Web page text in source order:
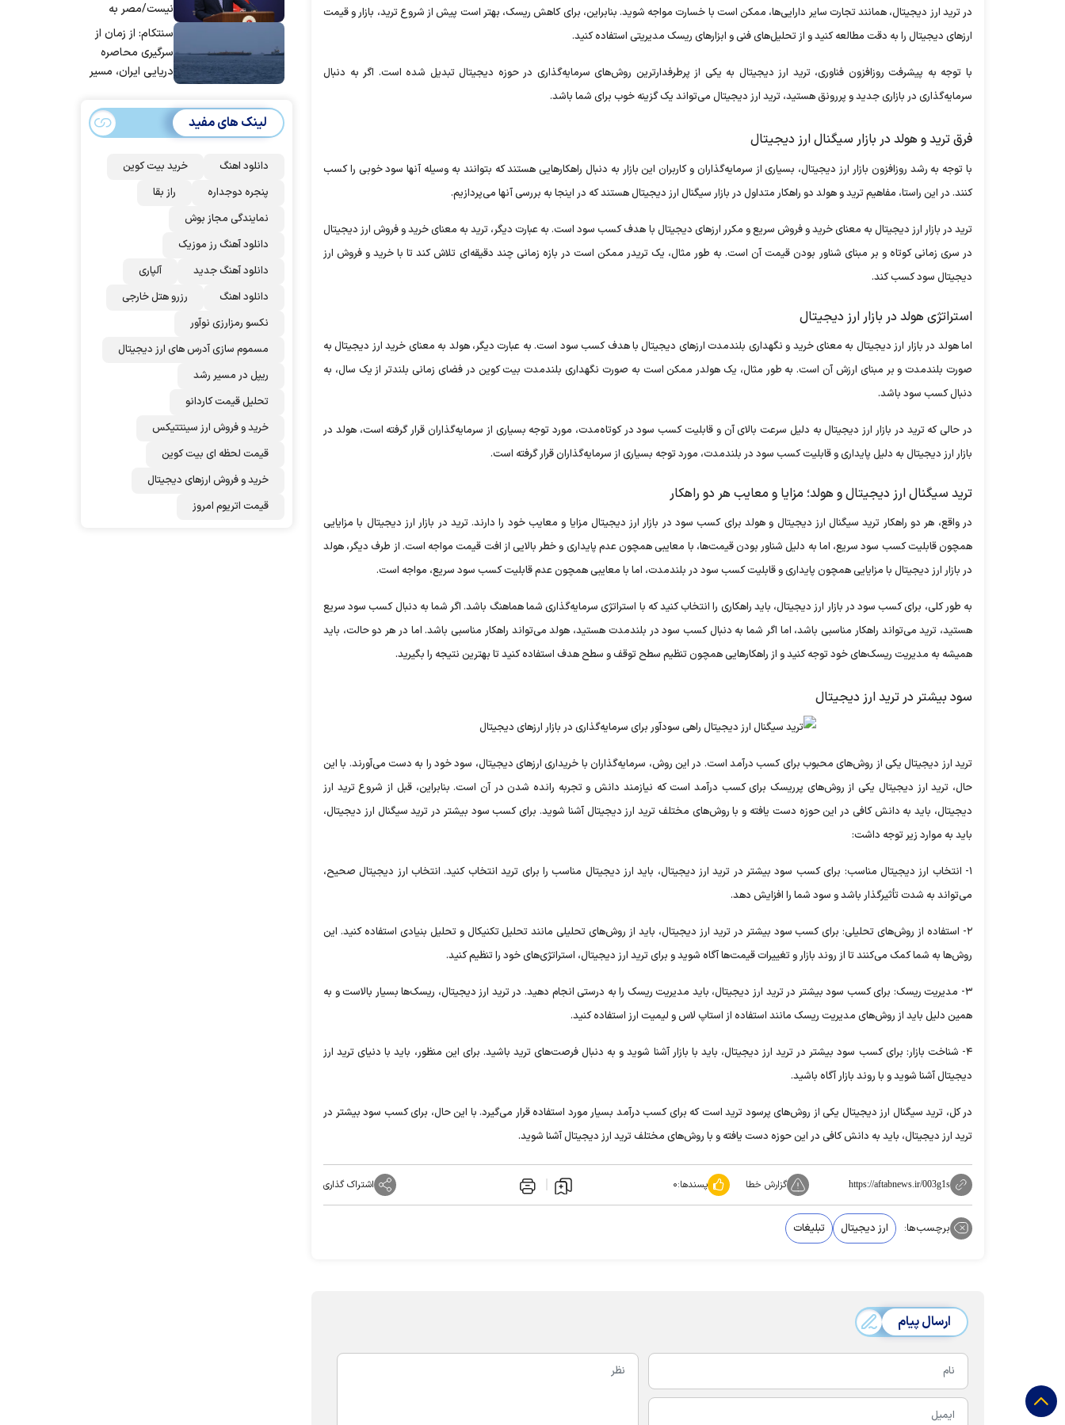
در ترید ارز دیجیتال، همانند تجارت سایر دارایی‌ها، ممکن است با خسارت مواجه شوید. بنابراین، برای کاهش ریسک، بهتر است پیش از شروع ترید، بازار و قیمت
ارزهای دیجیتال را به دقت مطالعه کنید و از تحلیل‌های فنی و ابزارهای ریسک مدیریتی استفاده کنید.
با توجه به پیشرفت روزافزون فناوری، ترید ارز دیجیتال به یکی از پرطرفدارترین روش‌های سرمایه‌گذاری در حوزه دیجیتال تبدیل شده است. اگر به دنبال
سرمایه‌گذاری در بازاری جدید و پررونق هستید، ترید ارز دیجیتال می‌تواند یک گزینه خوب برای شما باشد.
فرق ترید و هولد در بازار سیگنال ارز دیجیتال
با توجه به رشد روزافزون بازار ارز دیجیتال، بسیاری از سرمایه‌گذاران و کاربران این بازار به دنبال راهکارهایی هستند که بتوانند به وسیله آنها سود خوبی را کسب
کنند. در این راستا، مفاهیم ترید و هولد دو راهکار متداول در بازار سیگنال ارز دیجیتال هستند که در اینجا به بررسی آنها می‌پردازیم.
ترید در بازار ارز دیجیتال به معنای خرید و فروش سریع و مکرر ارزهای دیجیتال با هدف کسب سود است. به عبارت دیگر، ترید به معنای خرید و فروش ارز دیجیتال
در سری زمانی کوتاه و بر مبنای شناور بودن قیمت آن است. به طور مثال، یک تریدر ممکن است در بازه زمانی چند دقیقه‌ای تلاش کند تا با خرید و فروش ارز
دیجیتال سود کسب کند.
استراتژی هولد در بازار ارز دیجیتال
اما هولد در بازار ارز دیجیتال به معنای خرید و نگهداری بلندمدت ارزهای دیجیتال با هدف کسب سود است. به عبارت دیگر، هولد به معنای خرید ارز دیجیتال به
صورت بلندمدت و بر مبنای ارزش آن است. به طور مثال، یک هولدر ممکن است به صورت نگهداری بلندمدت بیت کوین در فضای زمانی بلندتر از یک سال، به
دنبال کسب سود باشد.
در حالی که ترید در بازار ارز دیجیتال به دلیل سرعت بالای آن و قابلیت کسب سود در کوتاه‌مدت، مورد توجه بسیاری از سرمایه‌گذاران قرار گرفته است، هولد در
بازار ارز دیجیتال به دلیل پایداری و قابلیت کسب سود در بلندمدت، مورد توجه بسیاری از سرمایه‌گذاران قرار گرفته است.
ترید سیگنال ارز دیجیتال و هولد؛ مزایا و معایب هر دو راهکار
در واقع، هر دو راهکار ترید سیگنال ارز دیجیتال و هولد برای کسب سود در بازار ارز دیجیتال مزایا و معایب خود را دارند. ترید در بازار ارز دیجیتال با مزایایی
همچون قابلیت کسب سود سریع، اما به دلیل شناور بودن قیمت‌ها، با معایبی همچون عدم پایداری و خطر بالایی از افت قیمت مواجه است. از طرف دیگر، هولد
در بازار ارز دیجیتال با مزایایی همچون پایداری و قابلیت کسب سود در بلندمدت، اما با معایبی همچون عدم قابلیت کسب سود سریع، مواجه است.
به طور کلی، برای کسب سود در بازار ارز دیجیتال، باید راهکاری را انتخاب کنید که با استراتژی سرمایه‌گذاری شما هماهنگ باشد. اگر شما به دنبال کسب سود سریع
هستید، ترید می‌تواند راهکار مناسبی باشد، اما اگر شما به دنبال کسب سود در بلندمدت هستید، هولد می‌تواند راهکار مناسبی باشد. اما در هر دو حالت، باید
همیشه به مدیریت ریسک‌های خود توجه کنید و از راهکارهایی همچون تنظیم سطح توقف و سطح هدف استفاده کنید تا بهترین نتیجه را بگیرید.
سود بیشتر در ترید ارز دیجیتال
ترید ارز دیجیتال یکی از روش‌های محبوب برای کسب درآمد است. در این روش، سرمایه‌گذاران با خریداری ارزهای دیجیتال، سود خود را به دست می‌آورند. با این
حال، ترید ارز دیجیتال یکی از روش‌های پرریسک برای کسب درآمد است که نیازمند دانش و تجربه رانده شدن در آن است. بنابراین، قبل از شروع ترید ارز
دیجیتال، باید به دانش کافی در این حوزه دست یافته و با روش‌های مختلف ترید ارز دیجیتال آشنا شوید. برای کسب سود بیشتر در ترید سیگنال ارز دیجیتال،
باید به موارد زیر توجه داشت:
۱- انتخاب ارز دیجیتال مناسب: برای کسب سود بیشتر در ترید ارز دیجیتال، باید ارز دیجیتال مناسب را برای ترید انتخاب کنید. انتخاب ارز دیجیتال صحیح،
می‌تواند به شدت تأثیرگذار باشد و سود شما را افزایش دهد.
۲- استفاده از روش‌های تحلیلی: برای کسب سود بیشتر در ترید ارز دیجیتال، باید از روش‌های تحلیلی مانند تحلیل تکنیکال و تحلیل بنیادی استفاده کنید. این
روش‌ها به شما کمک می‌کنند تا از روند بازار و تغییرات قیمت‌ها آگاه شوید و برای ترید ارز دیجیتال، استراتژی‌های خود را تنظیم کنید.
۳- مدیریت ریسک: برای کسب سود بیشتر در ترید ارز دیجیتال، باید مدیریت ریسک را به درستی انجام دهید. در ترید ارز دیجیتال، ریسک‌ها بسیار بالاست و به
همین دلیل باید از روش‌های مدیریت ریسک مانند استفاده از استاپ لاس و لیمیت ارز استفاده کنید.
۴- شناخت بازار: برای کسب سود بیشتر در ترید ارز دیجیتال، باید با بازار آشنا شوید و به دنبال فرصت‌های ترید باشید. برای این منظور، باید با دنیای ترید ارز
دیجیتال آشنا شوید و با روند بازار آگاه باشید.
در کل، ترید سیگنال ارز دیجیتال یکی از روش‌های پرسود ترید است که برای کسب درآمد بسیار مورد استفاده قرار می‌گیرد. با این حال، برای کسب سود بیشتر در
ترید ارز دیجیتال، باید به دانش کافی در این حوزه دست یافته و با روش‌های مختلف ترید ارز دیجیتال آشنا شوید.
https://aftabnews.ir/003g1s گزارش خطا پسندها:۰ اشتراک گذاری
برچسب‌ها: ارز دیجیتال تبلیغات
ارسال پیام
نیست/مصر به
جمع ترکیه،
عربستان و
پاکستان می
سنتکام: از زمان از
سرگیری محاصره
دریایی ایران، مسیر
تغییر داده‌ایم
لینک های مفید
دانلود اهنگ
خرید بیت کوین
پنجره دوجداره
راز بقا
نمایندگی مجاز بوش
دانلود آهنگ رز‌ موزیک
دانلود آهنگ جدید
آلپاری
دانلود اهنگ
رزرو هتل خارجی
نکسو رمزارزی نوآور
مسموم سازی آدرس های ارز دیجیتال
ریپل در مسیر رشد
تحلیل قیمت کاردانو
خرید و فروش ارز سینتتیکس
قیمت لحظه ای بیت کوین
خرید و فروش ارزهای دیجیتال
قیمت اتریوم امروز